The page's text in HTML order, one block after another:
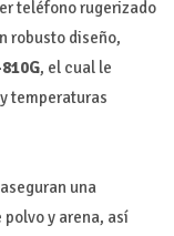
teléfono rugerizado
robusto diseño,
, el cual le
temperaturas
una
y arena, así